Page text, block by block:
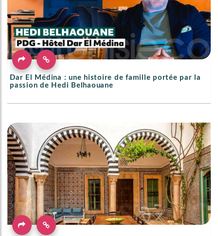
Dar El Médina : une histoire de famille portée par la
passion de Hedi Belhaouane